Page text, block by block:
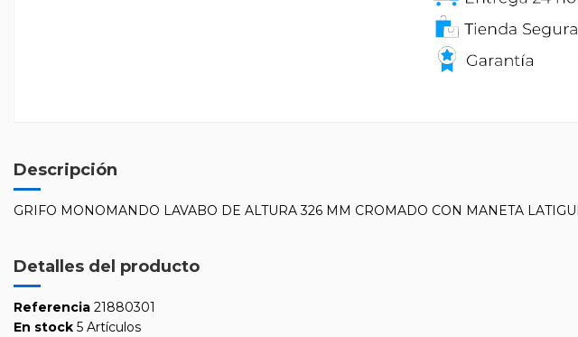
Descripción
GRIFO MONOMANDO LAVABO DE ALTURA 326 MM CROMADO CON MANETA
Detalles del producto
Referencia 21880301
En stock 5 Artículos